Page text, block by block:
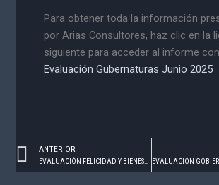
Para obtener toda la información
por Arias Consultores, haz clic en la
siguiente para acceder al informe
Evaluación Gubernaturas Junio 2025
Prev
ANTERIOR